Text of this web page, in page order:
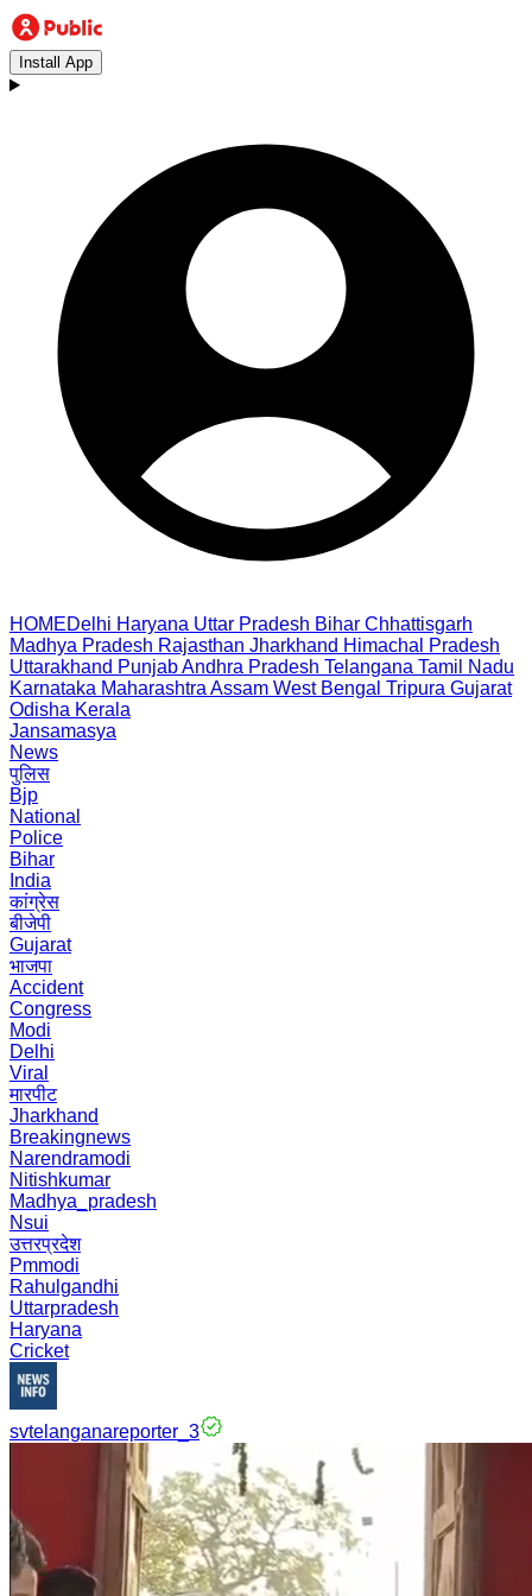
Install App
HOMEDelhi Haryana Uttar Pradesh Bihar Chhattisgarh
Madhya Pradesh Rajasthan Jharkhand Himachal Pradesh
Uttarakhand PunjabAndhra Pradesh Telangana Tamil Nadu
Karnataka Maharashtra Assam West Bengal Tripura Gujarat
Odisha Kerala
Jansamasya
News
पुलिस
Bjp
National
Police
Bihar
India
कांग्रेस
बीजेपी
Gujarat
भाजपा
Accident
Congress
Modi
Delhi
Viral
मारपीट
Jharkhand
Breakingnews
Narendramodi
Nitishkumar
Madhya_pradesh
Nsui
उत्तरप्रदेश
Pmmodi
Rahulgandhi
Uttarpradesh
Haryana
Cricket
svtelanganareporter_3